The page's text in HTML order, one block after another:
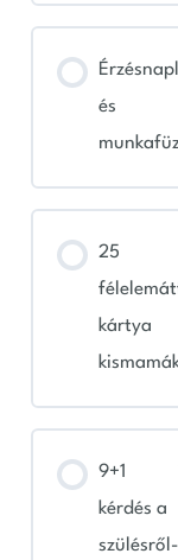
és
25
kártya
9+1
kérdés a
szülésről-